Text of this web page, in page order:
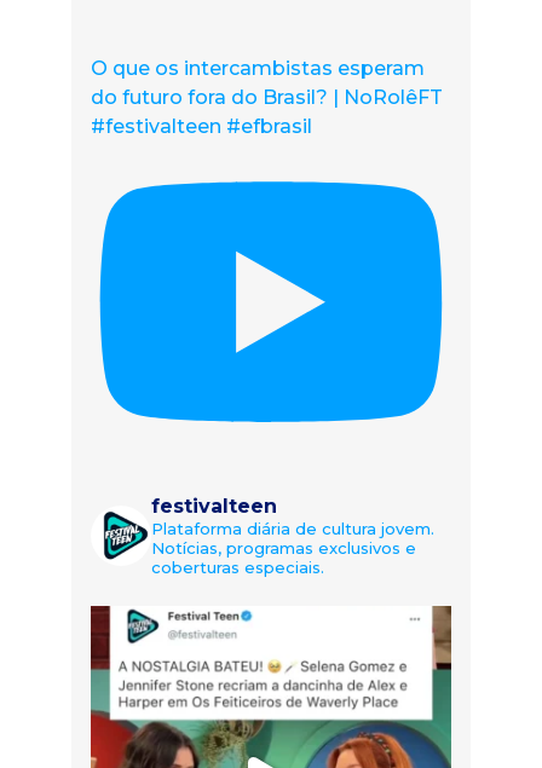
O que os intercambistas esperam
do futuro fora do Brasil? | NoRolêFT
#festivalteen #efbrasil
festivalteen
Plataforma diária de cultura jovem.
Notícias, programas exclusivos e
coberturas especiais.